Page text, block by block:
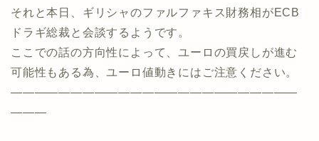
それと本日、ギリシャのファルファキス財務相がECB
ドラギ総裁と会談するようです。
ここでの話の方向性によって、ユーロの買戻しが進む
可能性もある為、ユーロ値動きにはご注意ください。
————————————————————————
———